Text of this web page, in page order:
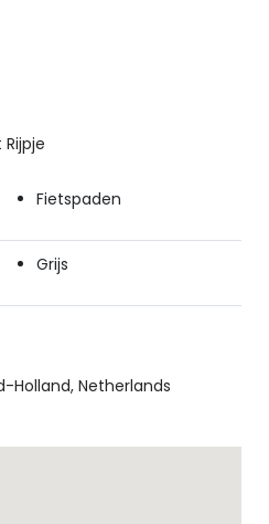
Fietspaden
Grijs
Holland, Netherlands